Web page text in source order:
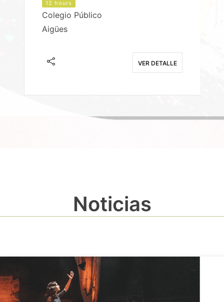
12 hours
Colegio Público
Aigües
VER DETALLE
Noticias